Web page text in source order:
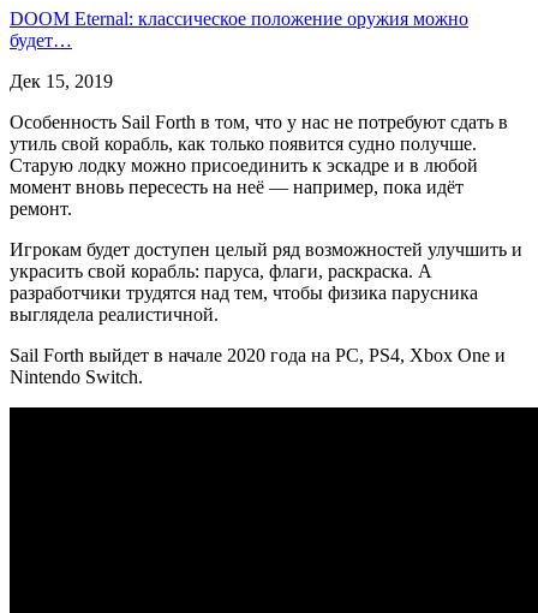
DOOM Eternal: классическое положение оружия можно
будет…
Дек 15, 2019
Особенность Sail Forth в том, что у нас не потребуют сдать в
утиль свой корабль, как только появится судно получше.
Старую лодку можно присоединить к эскадре и в любой
момент вновь пересесть на неё — например, пока идёт
ремонт.
Игрокам будет доступен целый ряд возможностей улучшить и
украсить свой корабль: паруса, флаги, раскраска. А
разработчики трудятся над тем, чтобы физика парусника
выглядела реалистичной.
Sail Forth выйдет в начале 2020 года на РС, PS4, Xbox One и
Nintendo Switch.